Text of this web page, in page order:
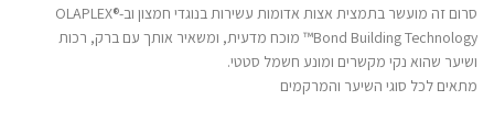
סרום זה מועשר בתמצית אצות אדומות עשירות בנוגדי חמצון וב-OLAPLEX®
Bond Building Technology™ מוכח מדעית, ומשאיר אותך עם ברק, רכות
ושיער שהוא נקי מקשרים ומונע חשמל סטטי.
מתאים לכל סוגי השיער והמרקמים